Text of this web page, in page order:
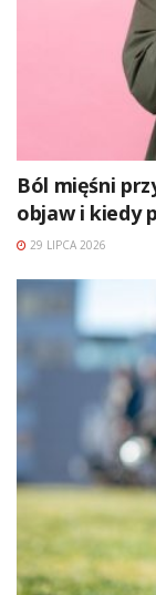
Ból mięśni
objaw i kiedy
29 LIPCA 2026